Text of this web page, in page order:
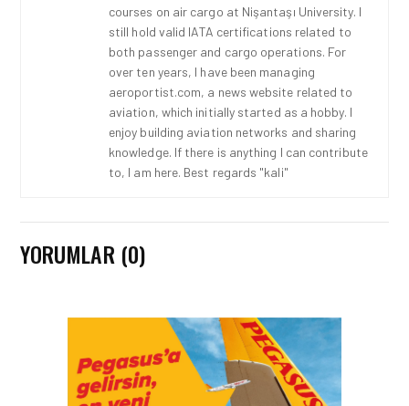
courses on air cargo at Nişantaşı University. I
still hold valid IATA certifications related to
both passenger and cargo operations. For
over ten years, I have been managing
aeroportist.com, a news website related to
aviation, which initially started as a hobby. I
enjoy building aviation networks and sharing
knowledge. If there is anything I can contribute
to, I am here. Best regards "kali"
YORUMLAR (0)
HAVACILIK • 05 AĞU 2026
YAKIT MALIYETLERINDEKI
YÜZDE 46’LIK ARTIŞA
KARŞI HANGI ÖNLEMLER
ALINIYOR?